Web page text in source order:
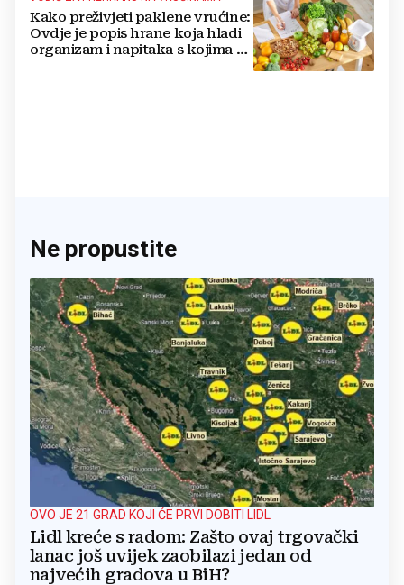
Kako preživjeti paklene vrućine:
Ovdje je popis hrane koja hladi
organizam i napitaka s kojima si
Ne propustite
OVO JE 21 GRAD KOJI ĆE PRVI DOBITI LIDL
Lidl kreće s radom: Zašto ovaj trgovački
lanac još uvijek zaobilazi jedan od
najvećih gradova u BiH?